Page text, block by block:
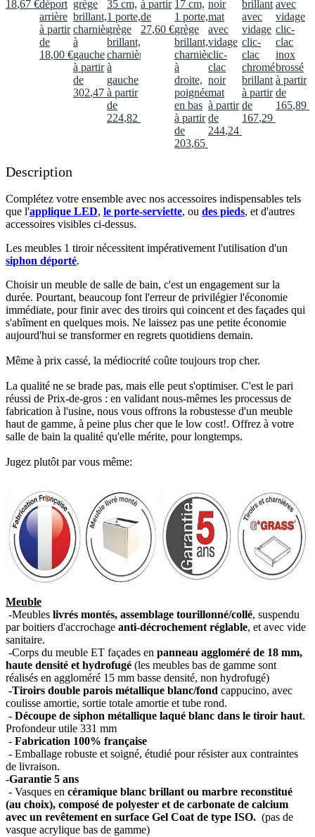
18,67 €déport
arrière
à partir
de
18,00 €
grège
brillant,
charnières
à
gauche
à partir
de
302,47 €
35 cm,
1 porte,
grège
brillant,
charnières
à
gauche
à partir
de
224,82
à partir
de
27,60 €
17 cm,
1 porte,
grège
brillant,
charnières
à
droite,
poignée
en bas
à partir
de
203,65
noir
mat
avec
vidage
clic-
clac
noir
mat
à partir
de
244,24
brillant
avec
vidage
clic-
clac
chromé
brillant
à partir
de
167,29
avec
vidage
clic-
clac
inox
brossé
à partir
de
165,89
Description
Complétez votre ensemble avec nos accessoires indispensables tels
que l'applique LED, le porte-serviette, ou des pieds, et d'autres
accessoires visibles ci-dessus.​
Les meubles 1 tiroir nécessitent impérativement l'utilisation d'un
siphon déporté.​
Choisir un meuble de salle de bain, c'est un engagement sur la
durée. Pourtant, beaucoup font l'erreur de privilégier l'économie
immédiate, pour finir avec des tiroirs qui coincent et des façades qui
s'abîment en quelques mois. Ne laissez pas une petite économie
aujourd'hui se transformer en regrets quotidiens demain.
Même à prix cassé, la médiocrité coûte toujours trop cher.
La qualité ne se brade pas, mais elle peut s'optimiser. C'est le pari
réussi de Prix-de-gros : en validant nous-mêmes les processus de
fabrication à l'usine, nous vous offrons la robustesse d'un meuble
haut de gamme, à peine plus cher que le low cost!. Offrez à votre
salle de bain la qualité qu'elle mérite, pour longtemps.
Jugez plutôt par vous même:
Meuble
-Meubles livrés montés, assemblage tourillonné/collé, suspendu
par boitiers d'accrochage anti-décrochement réglable, et avec vide
sanitaire.
-Corps du meuble ET façades en panneau aggloméré de 18 mm,
haute densité et hydrofugé (les meubles bas de gamme sont
réalisés en aggloméré 15 mm basse densité, non hydrofugé)
-Tiroirs double parois métallique blanc/fond cappucino, avec
coulisse amortie, sortie totale amortie et tube rond.
- Découpe de siphon métallique laqué blanc dans le tiroir haut.
Profondeur utile 331 mm
- Fabrication 100% française
- Emballage robuste et soigné, étudié pour résister aux contraintes
de livraison.
-Garantie 5 ans
- Vasques en céramique blanc brillant ou marbre reconstitué
(au choix), composé de polyester et de carbonate de calcium
avec un revêtement en surface Gel Coat de type ISO. (pas de
vasque acrylique bas de gamme)